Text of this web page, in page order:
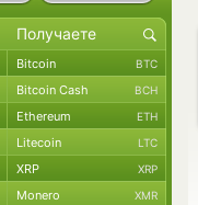
Bitcoin BTC
Bitcoin Cash BCH
Ethereum ETH
Litecoin LTC
XRP XRP
Monero XMR